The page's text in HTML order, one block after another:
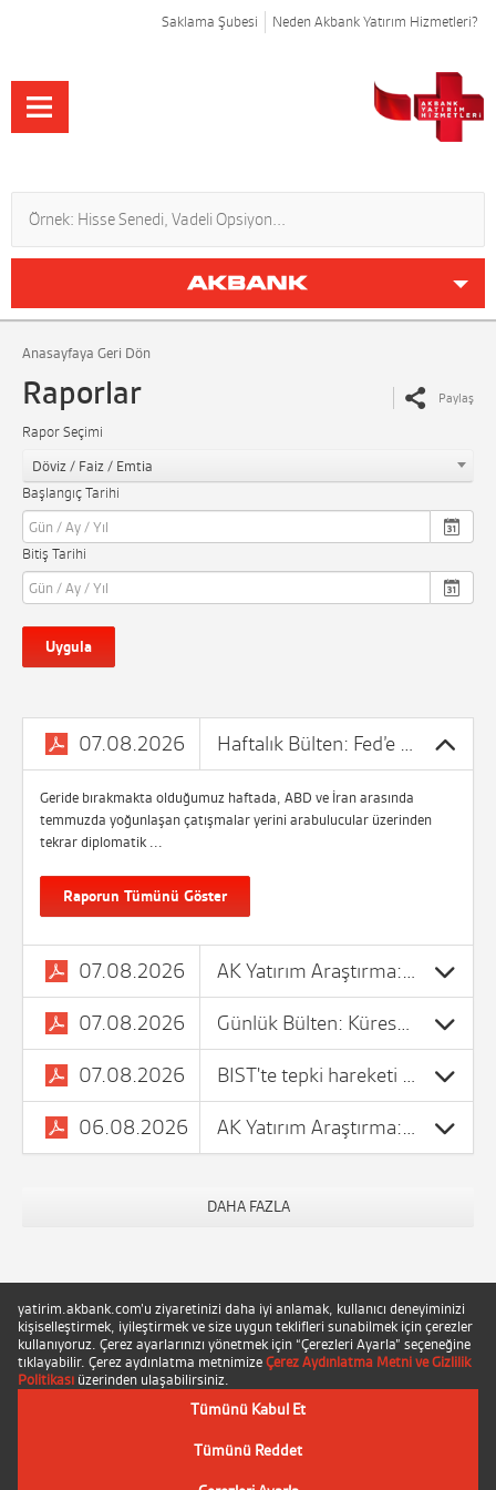
Saklama Şubesi Neden Akbank Yatırım Hizmetleri?
Anasayfaya Geri Dön
Raporlar Paylaş
Rapor Seçimi
Döviz / Faiz / Emtia
Başlangıç Tarihi
Bitiş Tarihi
Uygula
07.08.2026 Haftalık Bülten: Fed’e dair faiz artış beklentileri jeopolitik geli...
Geride bırakmakta olduğumuz haftada, ABD ve İran arasında
temmuzda yoğunlaşan çatışmalar yerini arabulucular üzerinden
tekrar diplomatik ...
Raporun Tümünü Göster
07.08.2026 AK Yatırım Araştırma: Petkim (PETKM TI) 2Ç26 Finansal Sonuçları
07.08.2026 Günlük Bülten: Küresel piyasalarda belirsizlik fiyatlamaları ön pla...
07.08.2026 BIST'te tepki hareketi devam ediyor.
06.08.2026 AK Yatırım Araştırma: Logo Yazılım (LOGO TI) 2Ç26 Finansal Sonuçları
DAHA FAZLA